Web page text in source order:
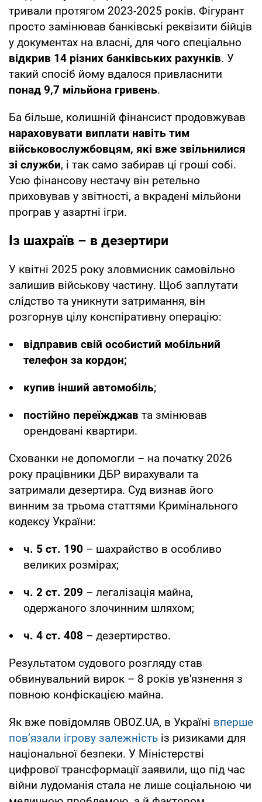
тривали протягом 2023-2025 років. Фігурант
просто замінював банківські реквізити бійців
у документах на власні, для чого спеціально
відкрив 14 різних банківських рахунків. У
такий спосіб йому вдалося привласнити
понад 9,7 мільйона гривень.
Ба більше, колишній фінансист продовжував
нараховувати виплати навіть тим
військовослужбовцям, які вже звільнилися
зі служби, і так само забирав ці гроші собі.
Усю фінансову нестачу він ретельно
приховував у звітності, а вкрадені мільйони
програв у азартні ігри.
Із шахраїв – в дезертири
У квітні 2025 року зловмисник самовільно
залишив військову частину. Щоб заплутати
слідство та уникнути затримання, він
розгорнув цілу конспіративну операцію:
відправив свій особистий мобільний
телефон за кордон;
купив інший автомобіль;
постійно переїжджав та змінював
орендовані квартири.
Схованки не допомогли – на початку 2026
року працівники ДБР вирахували та
затримали дезертира. Суд визнав його
винним за трьома статтями Кримінального
кодексу України:
ч. 5 ст. 190 – шахрайство в особливо
великих розмірах;
ч. 2 ст. 209 – легалізація майна,
одержаного злочинним шляхом;
ч. 4 ст. 408 – дезертирство.
Результатом судового розгляду став
обвинувальний вирок – 8 років ув'язнення з
повною конфіскацією майна.
Як вже повідомляв OBOZ.UA, в Україні вперше
пов’язали ігрову залежність із ризиками для
національної безпеки. У Міністерстві
цифрової трансформації заявили, що під час
війни лудоманія стала не лише соціальною чи